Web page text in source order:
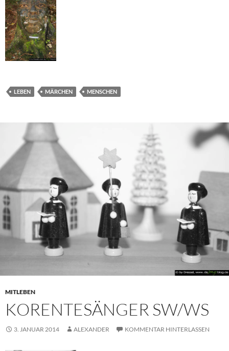
LEBEN MÄRCHEN MENSCHEN
MITLEBEN
KORENTESÄNGER SW/WS
3. JANUAR 2014 ALEXANDER KOMMENTAR HINTERLASSEN